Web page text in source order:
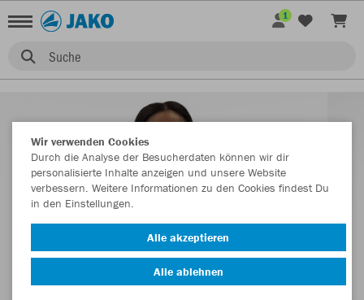
Suche
1
Wir verwenden Cookies
Durch die Analyse der Besucherdaten können wir dir
personalisierte Inhalte anzeigen und unsere Website
verbessern. Weitere Informationen zu den Cookies findest Du
in den Einstellungen.
Alle akzeptieren
Alle ablehnen